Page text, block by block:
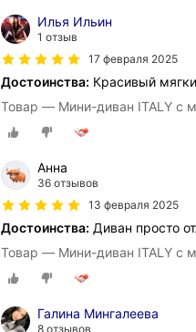
Илья Ильин
1 отзыв
17 февраля 2025
Достоинства: Красивый
Товар — Мини-диван ITALY с
Анна
36 отзывов
13 февраля 2025
Достоинства: Диван просто
Товар — Мини-диван ITALY с
Галина Мингалеева
8 отзывов